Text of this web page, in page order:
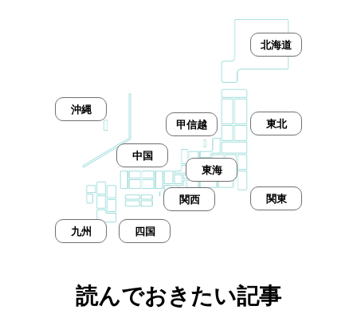
北海道
東北
甲信越
東海
関東
関西
中国
四国
九州
沖縄
読んでおきたい記事